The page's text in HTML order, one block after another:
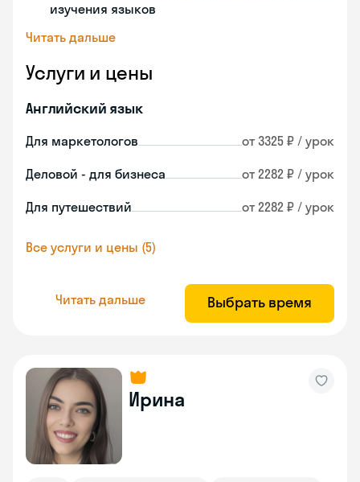
изучения языков
Читать дальше
Услуги и цены
Английский язык
Для маркетологов от 3325 ₽ / урок
Деловой - для бизнеса от 2282 ₽ / урок
Для путешествий от 2282 ₽ / урок
Все услуги и цены (5)
Читать дальше Выбрать время
Ирина